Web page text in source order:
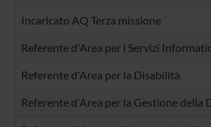
Incaricato AQ Terza missione
Referente d'Area per i Servizi
Referente d'Area per la Disabilità
Referente d'Area per la Gestione della